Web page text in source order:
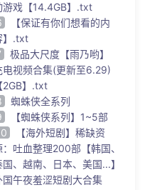
游戏【14.4GB】.txt
【保证有你们想看的内
】.txt
极品大尺度【雨乃哟】
电视频合集(更新至6.29)
2GB】.txt
蜘蛛侠全系列
【蜘蛛侠系列】1~5部
【海外短剧】稀缺资
：吐血整理200部【韩国、
国、越南、日本、美国...】
国午夜羞涩短剧大合集